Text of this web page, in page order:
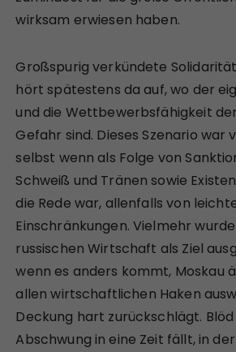
wirksam erwiesen haben.
Großspurig verkündete
hört spätestens da auf, wo der
und die Wettbewerbsfähigkeit
Gefahr sind. Dieses Szenario war
selbst wenn als Folge von
Schweiß und Tränen sowie
die Rede war, allenfalls von
Einschränkungen. Vielmehr
russischen Wirtschaft als Ziel
wenn es anders kommt, Moskau
allen wirtschaftlichen Haken
Deckung hart zurückschlägt.
Abschwung in eine Zeit fällt, in